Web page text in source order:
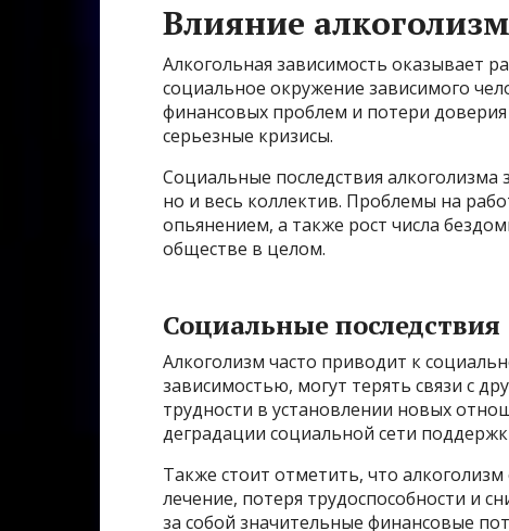
Влияние
Алкогольная зависимость оказывает
социальное окружение зависимого
финансовых проблем и потери
серьезные кризисы.
Социальные последствия алкоголизма
но и весь коллектив. Проблемы на
опьянением, а также рост числа
обществе в целом.
Социальные последствия
Алкоголизм часто приводит к
зависимостью, могут терять связи с
трудности в установлении новых
деградации социальной сети
Также стоит отметить, что
лечение, потеря трудоспособности и
за собой значительные финансовые